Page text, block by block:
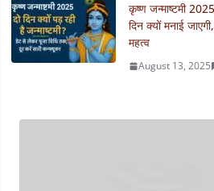
कृष्ण जन्माष्टमी
दिन क्यों मनाई
महत्व
August 13, 2025